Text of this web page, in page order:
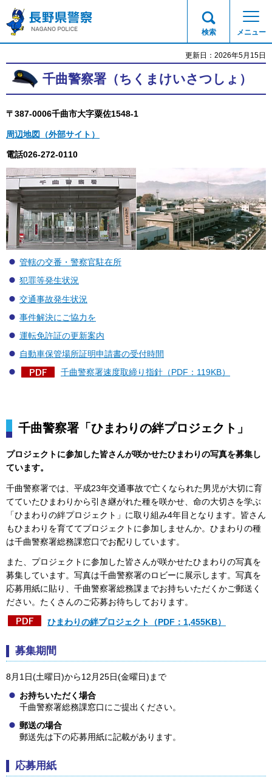
長野県警察
検索 メニュー
更新日：2026年5月15日
千曲警察署（ちくまけいさつしょ）
〒387-0006千曲市大字粟佐1548-1
周辺地図（外部サイト）
電話026-272-0110
管轄の交番・警察官駐在所
犯罪等発生状況
交通事故発生状況
事件解決にご協力を
運転免許証の更新案内
自動車保管場所証明申請書の受付時間
千曲警察署速度取締り指針（PDF：119KB）
千曲警察署「ひまわりの絆プロジェクト」
プロジェクトに参加した皆さんが咲かせたひまわりの写真を募集し
ています。
千曲警察署では、平成23年交通事故で亡くなられた男児が大切に育
てていたひまわりから引き継がれた種を咲かせ、命の大切さを学ぶ
「ひまわりの絆プロジェクト」に取り組み4年目となります。皆さん
もひまわりを育ててプロジェクトに参加しませんか。ひまわりの種
は千曲警察署総務課窓口でお配りしています。
また、プロジェクトに参加した皆さんが咲かせたひまわりの写真を
募集しています。写真は千曲警察署のロビーに展示します。写真を
応募用紙に貼り、千曲警察署総務課までお持ちいただくかご郵送く
ださい。たくさんのご応募お待ちしております。
ひまわりの絆プロジェクト（PDF：1,455KB）
募集期間
8月1日(土曜日)から12月25日(金曜日)まで
お持ちいただく場合
千曲警察署総務課窓口にご提出ください。
郵送の場合
郵送先は下の応募用紙に記載があります。
応募用紙